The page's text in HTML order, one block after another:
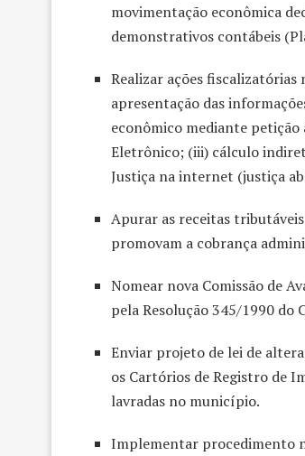
movimentação econômica
demonstrativos contábeis
Realizar ações
apresentação das
econômico mediante petição
Eletrônico; (iii) cálculo
Justiça na internet (justiça
Apurar as receitas
promovam a cobrança
Nomear nova Comissão de
pela Resolução 345/1990 do
Enviar projeto de lei de
os Cartórios de Registro de
lavradas no município.
Implementar procedimento